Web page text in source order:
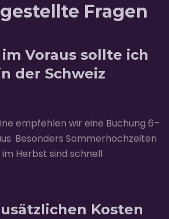
Fragen
Voraus sollte ich
der Schweiz
empfehlen wir eine Buchung 6–
Besonders Sommerhochzeiten
Herbst sind schnell
Kosten